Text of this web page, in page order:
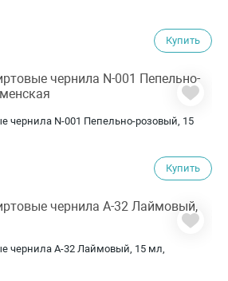
Купить
чернила N-001 Пепельно-розовый, 15
Купить
чернила A-32 Лаймовый, 15 мл,